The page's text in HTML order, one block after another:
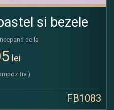
si bezele
de la
lei
)
FB1083